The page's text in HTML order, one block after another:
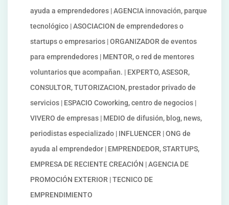
ayuda a emprendedores | AGENCIA innovación, parque
tecnológico | ASOCIACION de emprendedores o
startups o empresarios | ORGANIZADOR de eventos
para emprendedores | MENTOR, o red de mentores
voluntarios que acompañan. | EXPERTO, ASESOR,
CONSULTOR, TUTORIZACION, prestador privado de
servicios | ESPACIO Coworking, centro de negocios |
VIVERO de empresas | MEDIO de difusión, blog, news,
periodistas especializado | INFLUENCER | ONG de
ayuda al emprendedor | EMPRENDEDOR, STARTUPS,
EMPRESA DE RECIENTE CREACIÓN | AGENCIA DE
PROMOCIÓN EXTERIOR | TECNICO DE
EMPRENDIMIENTO